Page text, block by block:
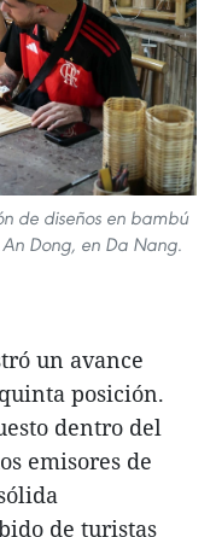
de diseños en bambú
Dong, en Da Nang.
un avance
posición.
dentro del
emisores de
de turistas